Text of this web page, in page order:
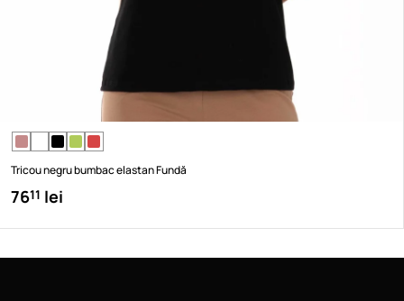
Tricou negru bumbac elastan Fundă
7611 lei